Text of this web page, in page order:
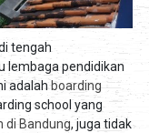
tengah
lembaga pendidikan
adalah boarding
school yang
di Bandung, juga tidak